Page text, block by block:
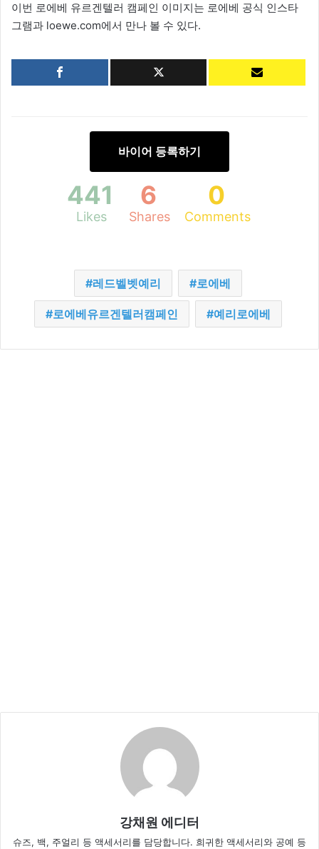
이번 로에베 유르겐텔러 캠페인 이미지는 로에베 공식 인스타
그램과 loewe.com에서 만나 볼 수 있다.
바이어 등록하기
441
Likes
6
Shares
0
Comments
레드벨벳예리 로에베
로에베유르겐텔러캠페인 예리로에베
강채원 에디터
슈즈, 백, 주얼리 등 액세서리를 담당합니다. 희귀한 액세서리와 공예 등